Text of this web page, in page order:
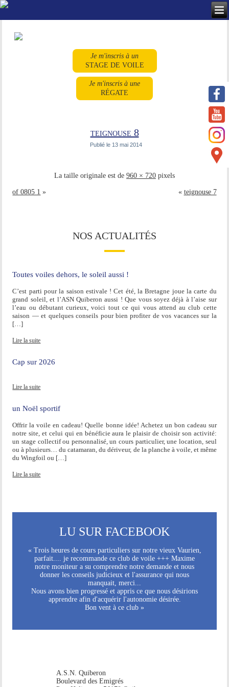
Je m'inscris à un
STAGE DE VOILE
Je m'inscris à une
RÉGATE
teignouse 8
Publié le 13 mai 2014
La taille originale est de 960 × 720 pixels
of 0805 1 » « teignouse 7
NOS ACTUALITÉS
Toutes voiles dehors, le soleil aussi !
C’est parti pour la saison estivale ! Cet été, la Bretagne joue la carte du
grand soleil, et l’ASN Quiberon aussi ! Que vous soyez déjà à l’aise sur
l’eau ou débutant curieux, voici tout ce qui vous attend au club cette
saison — et quelques conseils pour bien profiter de vos vacances sur la
[…]
Lire la suite
Cap sur 2026
Lire la suite
un Noël sportif
Offrir la voile en cadeau! Quelle bonne idée! Achetez un bon cadeau sur
notre site, et celui qui en bénéficie aura le plaisir de choisir son activité:
un stage collectif ou personnalisé, un cours particulier, une location, seul
ou à plusieurs… du catamaran, du dériveur, de la planche à voile, et même
du Wingfoil ou […]
Lire la suite
LU SUR FACEBOOK
« Trois heures de cours particuliers sur notre vieux Vaurien,
parfait.... je recommande ce club de voile +++ Maxime
notre moniteur a su comprendre notre demande et nous
donner les conseils judicieux et l'assurance qui nous
manquait, merci...
Nous avons bien progressé et appris ce que nous désirions
apprendre afin d'acquérir l'autonomie désirée.
Bon vent à ce club »
A.S.N. Quiberon
Boulevard des Emigrés